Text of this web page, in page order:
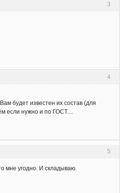
3
4
будет известен их состав (для
если нужно и по ГОСТ....
5
мне угодно. И складываю.